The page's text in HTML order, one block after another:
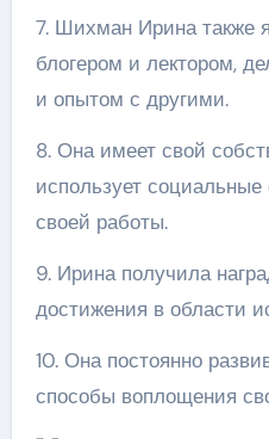
7. Шихман Ирина также
блогером и лектором,
и опытом с другими.
8. Она имеет свой
использует
своей работы.
9. Ирина получила
достижения в области
10. Она постоянно
способы воплощения